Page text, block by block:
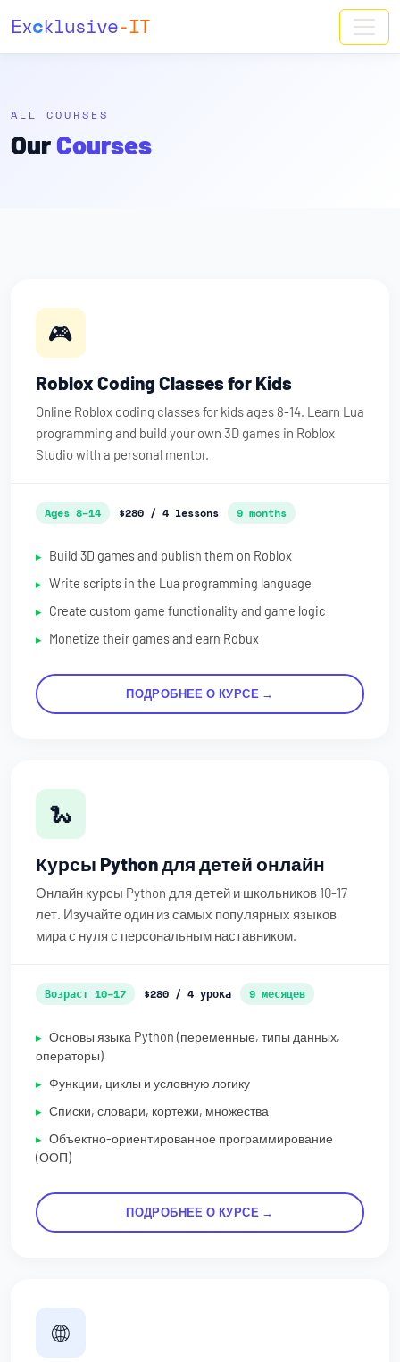
Excklusive-IT
ALL COURSES
OurCourses
🎮
Roblox Coding Classes for Kids
Online Roblox coding classes for kids ages 8-14. Learn Lua
programming and build your own 3D games in Roblox
Studio with a personal mentor.
Ages 8–14 $280 / 4 lessons 9 months
Build 3D games and publish them on Roblox
Write scripts in the Lua programming language
Create custom game functionality and game logic
Monetize their games and earn Robux
ПОДРОБНЕЕ О КУРСЕ →
🐍
Курсы Python для детей онлайн
Онлайн курсы Python для детей и школьников 10-17
лет. Изучайте один из самых популярных языков
мира с нуля с персональным наставником.
Возраст 10–17 $280 / 4 урока 9 месяцев
Основы языка Python (переменные, типы данных,
операторы)
Функции, циклы и условную логику
Списки, словари, кортежи, множества
Объектно-ориентированное программирование
(ООП)
ПОДРОБНЕЕ О КУРСЕ →
🌐